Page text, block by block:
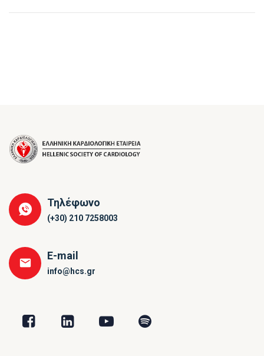
Τηλέφωνο
(+30) 210 7258003
E-mail
info@hcs.gr